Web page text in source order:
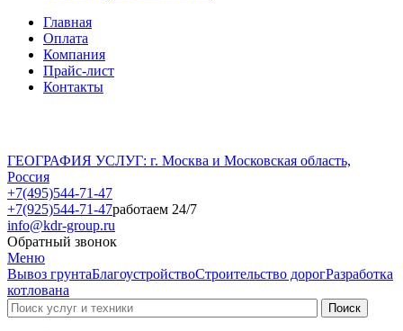
Главная
Оплата
Компания
Прайс-лист
Контакты
ГЕОГРАФИЯ УСЛУГ: г. Москва и Московская область,
Россия
+7(495)544-71-47
+7(925)544-71-47работаем 24/7
info@kdr-group.ru
Обратный звонок
Меню
Вывоз грунтаБлагоустройствоСтроительство дорогРазработка
котлована